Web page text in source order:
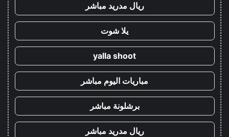
ريال مدريد مباشر
يلا شوت
yalla shoot
مباريات اليوم مباشر
برشلونة مباشر
ريال مدريد مباشر